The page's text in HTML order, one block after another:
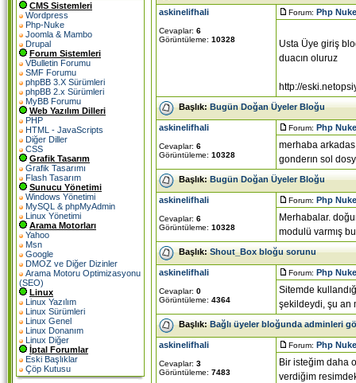
CMS Sistemleri
Wordpress
Php-Nuke
Joomla & Mambo
Drupal
Forum Sistemleri
VBulletin Forumu
SMF Forumu
phpBB 3.X Sürümleri
phpBB 2.x Sürümleri
MyBB Forumu
Web Yazılım Dilleri
PHP
HTML - JavaScripts
Diğer Diller
CSS
Grafik Tasarım
Grafik Tasarımı
Flash Tasarım
Sunucu Yönetimi
Windows Yönetimi
MySQL & phpMyAdmin
Linux Yönetimi
Arama Motorları
Yahoo
Msn
Google
DMOZ ve Diğer Dizinler
Arama Motoru Optimizasyonu
(SEO)
Linux
Linux Yazılım
Linux Sürümleri
Linux Genel
Linux Donanım
Linux Diğer
İptal Forumlar
Eski Başlıklar
Çöp Kutusu
askinelifhali
Cevaplar: 6
Görüntüleme: 10328
Forum: Php
Usta Üye giriş
duacın oluruz
http://
Başlık:Bugün Doğan Üyeler Bloğu
askinelifhali
Cevaplar: 6
Görüntüleme: 10328
Forum: Php
merhaba
gonderın sol
Başlık:Bugün Doğan Üyeler Bloğu
askinelifhali
Cevaplar: 6
Görüntüleme: 10328
Forum: Php
Merhabalar.
modulü varmış
Başlık:Shout_Box bloğu sorunu
askinelifhali
Cevaplar: 0
Görüntüleme: 4364
Forum: Php
Sitemde
şekildeydi, şu an
Başlık:Bağlı üyeler bloğunda adminleri
askinelifhali
Cevaplar: 3
Görüntüleme: 7483
Forum: Php
Bir isteğim daha
verdiğim